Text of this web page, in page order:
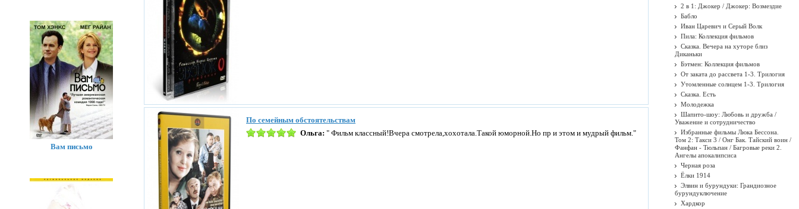
По семейным обстоятельствам
Ольга: " Фильм классный!Вчера смотрела,хохотала.Такой юморной.Но пр и этом и мудрый фильм."
Вам письмо
2 в 1: Джокер / Джокер: Возмездие
Бабло
Иван Царевич и Серый Волк
Пила: Коллекция фильмов
Сказка. Вечера на хуторе близ
Диканьки
Бэтмен: Коллекция фильмов
От заката до рассвета 1-3. Трилогия
Утомленные солнцем 1-3. Трилогия
Сказка. Есть
Молодежка
Шапито-шоу: Любовь и дружба /
Уважение и сотрудничество
Избранные фильмы Люка Бессона.
Том 2: Такси 3 / Онг Бак. Тайский воин /
Фанфан - Тюльпан / Багровые реки 2.
Ангелы апокалипсиса
Черная роза
Ёлки 1914
Элвин и бурундуки: Грандиозное
бурундуключение
Хардкор